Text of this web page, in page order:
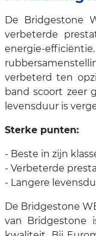
De Bridgestone
verbeterde
energie-
verbeterd ten
band scoort zeer
levensduur is
Sterke punten:
- Beste in zijn
- Verbeterde
- Langere
De Bridgestone
van Bridgestone